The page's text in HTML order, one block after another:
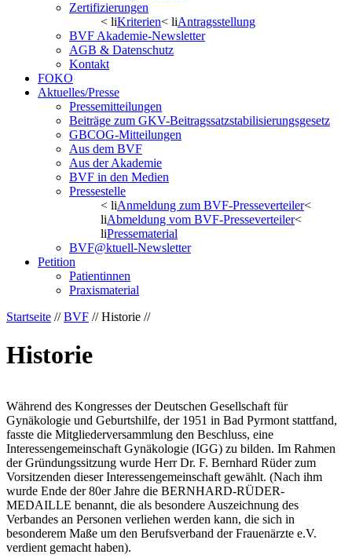
Zertifizierungen
< liKriterien< liAntragsstellung
BVF Akademie-Newsletter
AGB & Datenschutz
Kontakt
FOKO
Aktuelles/Presse
Pressemitteilungen
Beiträge zum GKV-Beitragssatzstabilisierungsgesetz
GBCOG-Mitteilungen
Aus dem BVF
Aus der Akademie
BVF in den Medien
Pressestelle
< liAnmeldung zum BVF-Presseverteiler<
liAbmeldung vom BVF-Presseverteiler<
liPressematerial
BVF@ktuell-Newsletter
Petition
Patientinnen
Praxismaterial
Startseite //BVF // Historie //
Historie
Während des Kongresses der Deutschen Gesellschaft für
Gynäkologie und Geburtshilfe, der 1951 in Bad Pyrmont stattfand,
fasste die Mitgliederversammlung den Beschluss, eine
Interessengemeinschaft Gynäkologie (IGG) zu bilden. Im Rahmen
der Gründungssitzung wurde Herr Dr. F. Bernhard Rüder zum
Vorsitzenden dieser Interessengemeinschaft gewählt. (Nach ihm
wurde Ende der 80er Jahre die BERNHARD-RÜDER-
MEDAILLE benannt, die als besondere Auszeichnung des
Verbandes an Personen verliehen werden kann, die sich in
besonderem Maße um den Berufsverband der Frauenärzte e.V.
verdient gemacht haben).